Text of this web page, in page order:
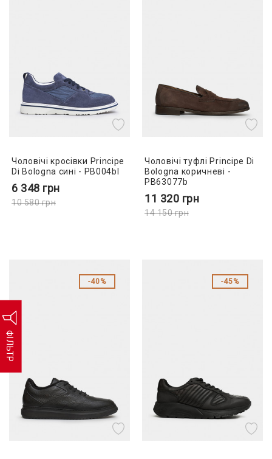
ФІЛЬТР
Чоловічі кросівки Principe
Di Bologna сині - PB004bl
6 348 грн
10 580грн
Чоловічі туфлі Principe Di
Bologna коричневі -
PB63077b
11 320 грн
14 150грн
40% 45%